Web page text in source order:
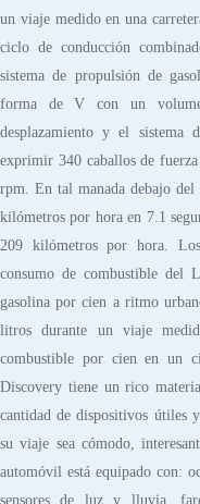
un viaje medido en una
ciclo de conducción
sistema de propulsión de
forma de V con un
desplazamiento y el sistema
exprimir 340 caballos de
rpm. En tal manada debajo
kilómetros por hora en 7.1
209 kilómetros por hora.
consumo de combustible del
gasolina por cien a ritmo
litros durante un viaje
combustible por cien en un
Discovery tiene un rico
cantidad de dispositivos útiles
su viaje sea cómodo,
automóvil está equipado con:
sensores de luz y lluvia,